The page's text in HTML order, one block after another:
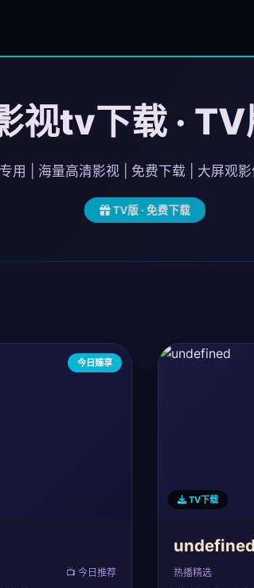
视tv下载 ·
用 | 海量高清影视 | 免费下载 | 大屏观
TV版 · 免费下载
今日臻享
📺 今日推荐
TV下载
undefined
热播精选